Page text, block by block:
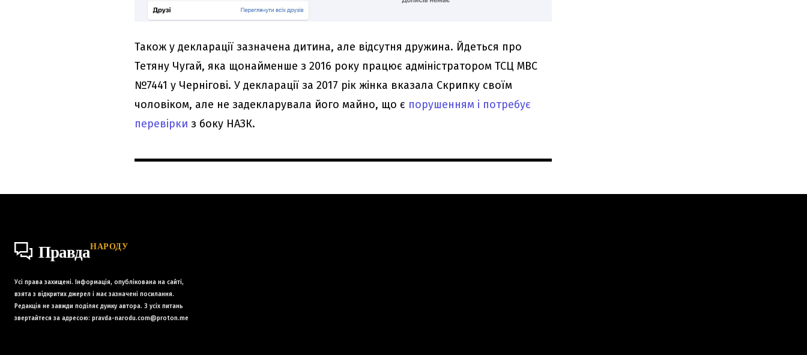
Також у декларації зазначена дитина, але відсутня дружина. Йдеться про
Тетяну Чугай, яка щонайменше з 2016 року працює адміністратором ТСЦ МВС
№7441 у Чернігові. У декларації за 2017 рік жінка вказала Скрипку своїм
чоловіком, але не задекларувала його майно, що є порушенням і потребує
перевірки з боку НАЗК.
ПравдаНАРОДУ
Усі права захищені. Інформація, опублікована на сайті,
взята з відкритих джерел і має зазначені посилання.
Редакція не завжди поділяє думку автора. З усіх питань
звертайтеся за адресою: pravda-narodu.com@proton.me